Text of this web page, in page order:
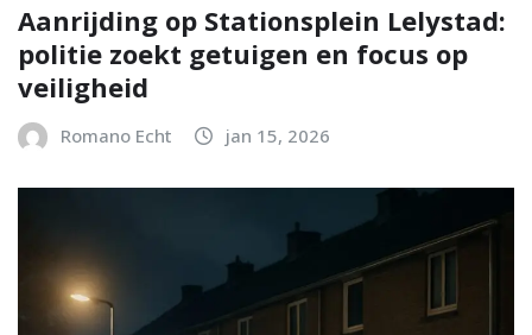
Aanrijding op Stationsplein Lelystad:
politie zoekt getuigen en focus op
veiligheid
Romano Echt jan 15, 2026